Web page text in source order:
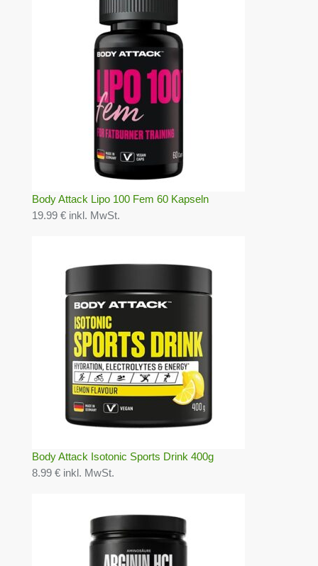
Body Attack Lipo 100 Fem 60 Kapseln
19.99 € inkl. MwSt.
Body Attack Isotonic Sports Drink 400g
8.99 € inkl. MwSt.